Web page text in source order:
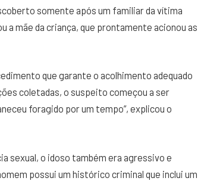
somente após um familiar da vítima
a mãe da criança, que prontamente acionou as
que garante o acolhimento adequado
coletadas, o suspeito começou a ser
foragido por um tempo”, explicou o
sexual, o idoso também era agressivo e
possui um histórico criminal que inclui um